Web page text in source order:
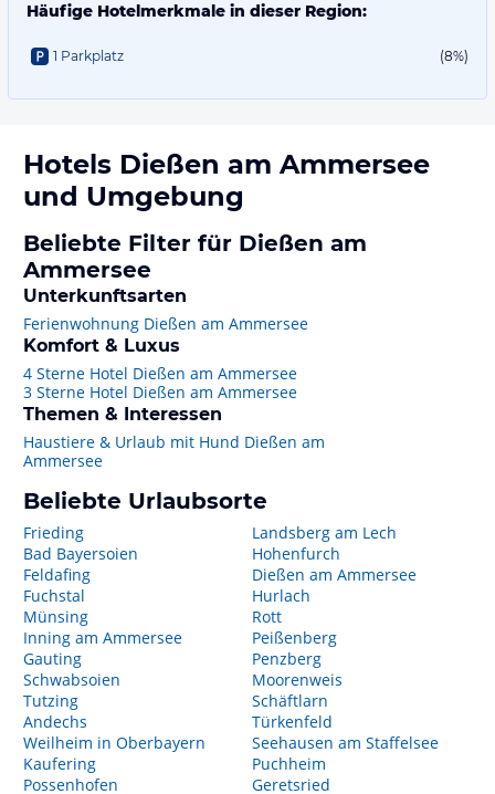
Häufige Hotelmerkmale in dieser Region:
1 Parkplatz (8%)
Hotels Dießen am Ammersee
und Umgebung
Beliebte Filter für Dießen am
Ammersee
Unterkunftsarten
Ferienwohnung Dießen am Ammersee
Komfort & Luxus
4 Sterne Hotel Dießen am Ammersee
3 Sterne Hotel Dießen am Ammersee
Themen & Interessen
Haustiere & Urlaub mit Hund Dießen am
Ammersee
Beliebte Urlaubsorte
Frieding
Bad Bayersoien
Feldafing
Fuchstal
Münsing
Inning am Ammersee
Gauting
Schwabsoien
Tutzing
Andechs
Weilheim in Oberbayern
Kaufering
Possenhofen
Landsberg am Lech
Hohenfurch
Dießen am Ammersee
Hurlach
Rott
Peißenberg
Penzberg
Moorenweis
Schäftlarn
Türkenfeld
Seehausen am Staffelsee
Puchheim
Geretsried